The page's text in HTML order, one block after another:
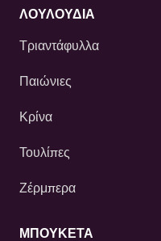
ΛΟΥΛΟΎΔΙΑ
Τριαντάφυλλα
Παιώνιες
Κρίνα
Τουλίπες
Ζέρμπερα
ΜΠΟΥΚΕΤΑ